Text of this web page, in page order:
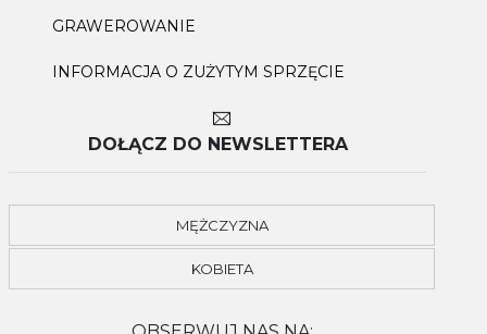
GRAWEROWANIE
INFORMACJA O ZUŻYTYM SPRZĘCIE
DOŁĄCZ DO NEWSLETTERA
MĘŻCZYZNA
KOBIETA